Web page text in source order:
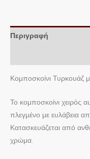
Περιγραφή
Κομποσκοίνι Τυρκουάζ
Το κομποσκοίνι χειρός
πλεγμένο με ευλάβεια
Κατασκευάζεται από
χρώμα.